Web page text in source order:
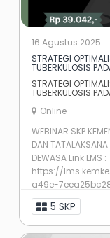
16 Agustus 2025
STRATEGI
TUBERKULOSIS
STRATEGI
TUBERKULOSIS
Online
WEBINAR SKP
DAN
DEWASA Link LMS :
https://
a49e-
zoom ...
5 SKP